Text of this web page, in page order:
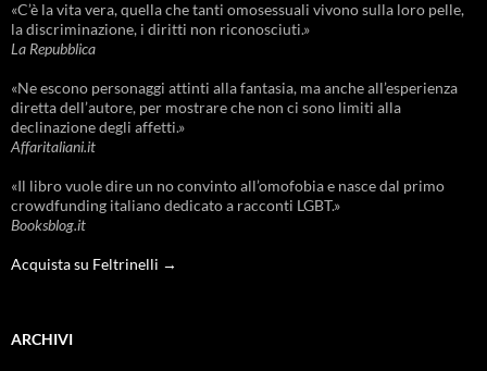
«C’è la vita vera, quella che tanti omosessuali vivono sulla loro pelle,
la discriminazione, i diritti non riconosciuti.»
La Repubblica
«Ne escono personaggi attinti alla fantasia, ma anche all’esperienza
diretta dell’autore, per mostrare che non ci sono limiti alla
declinazione degli affetti.»
Affaritaliani.it
«Il libro vuole dire un no convinto all’omofobia e nasce dal primo
crowdfunding italiano dedicato a racconti LGBT.»
Booksblog.it
Acquista su Feltrinelli →
ARCHIVI